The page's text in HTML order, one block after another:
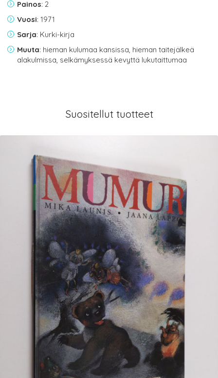
Painos: 2
Vuosi: 1971
Sarja: Kurki-kirja
Muuta: hieman kulumaa kansissa, hieman taitejälkeä
alakulmissa, selkämyksessä kevyttä lukutaittumaa
Suositellut tuotteet